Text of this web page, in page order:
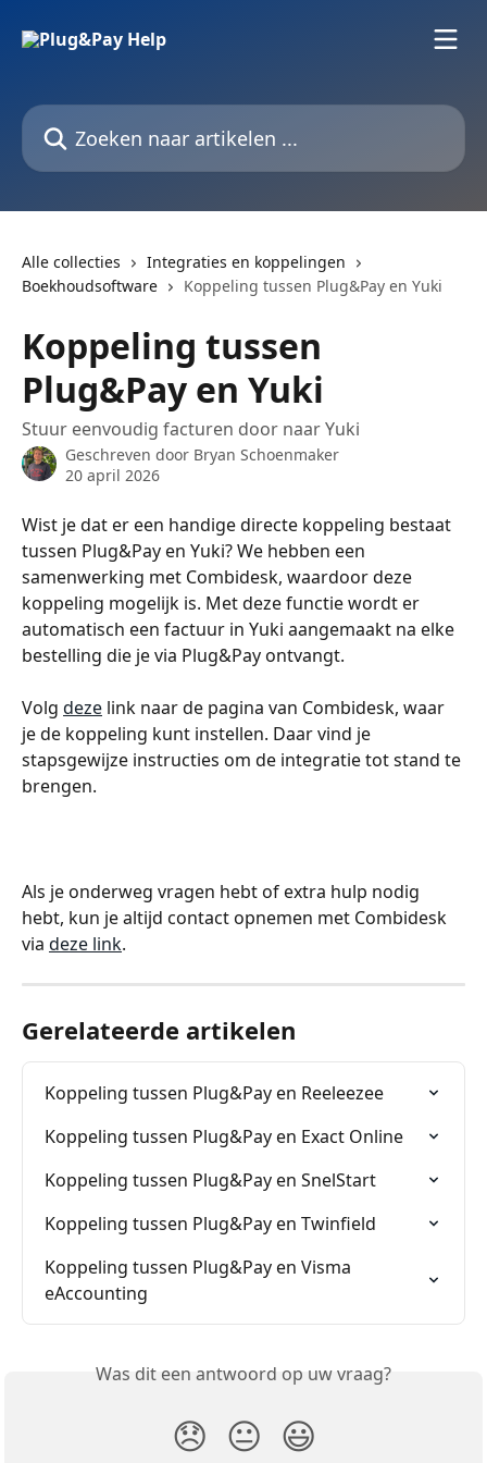
Zoeken naar artikelen ...
Alle collecties
Integraties en koppelingen
Boekhoudsoftware
Koppeling tussen Plug&Pay en Yuki
Koppeling tussen
Plug&Pay en Yuki
Stuur eenvoudig facturen door naar Yuki
Geschreven door Bryan Schoenmaker
20 april 2026
Wist je dat er een handige directe koppeling bestaat
tussen Plug&Pay en Yuki? We hebben een
samenwerking met Combidesk, waardoor deze
koppeling mogelijk is. Met deze functie wordt er
automatisch een factuur in Yuki aangemaakt na elke
bestelling die je via Plug&Pay ontvangt.
Volg deze link naar de pagina van Combidesk, waar
je de koppeling kunt instellen. Daar vind je
stapsgewijze instructies om de integratie tot stand te
brengen.
Als je onderweg vragen hebt of extra hulp nodig
hebt, kun je altijd contact opnemen met Combidesk
via deze link.
Gerelateerde artikelen
Koppeling tussen Plug&Pay en Reeleezee
Koppeling tussen Plug&Pay en Exact Online
Koppeling tussen Plug&Pay en SnelStart
Koppeling tussen Plug&Pay en Twinfield
Koppeling tussen Plug&Pay en Visma
eAccounting
Was dit een antwoord op uw vraag?
😞 😐 😃